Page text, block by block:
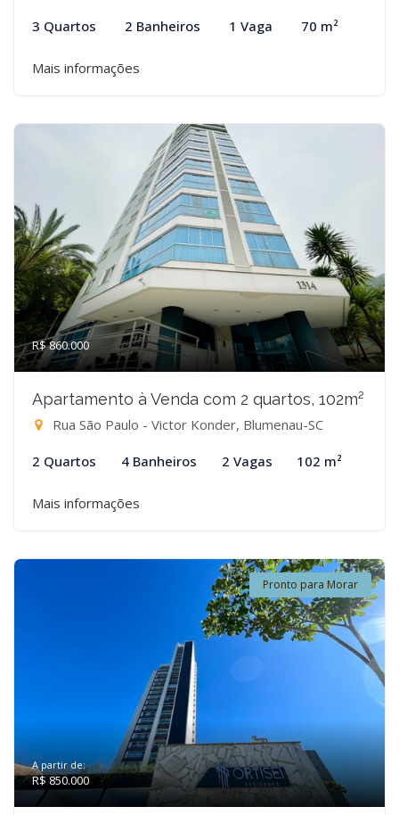
3 Quartos 2 Banheiros 1 Vaga 70 m²
Mais informações
R$ 860.000
Apartamento à Venda com 2 quartos, 102m²
Rua São Paulo - Victor Konder, Blumenau-SC
2 Quartos 4 Banheiros 2 Vagas 102 m²
Mais informações
Pronto para Morar
A partir de:
R$ 850.000